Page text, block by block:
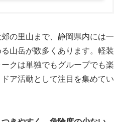
の里山まで、静岡県内には一
山岳が数多くあります。軽装
クは単独でもグループでも楽
ア活動として注目を集めてい